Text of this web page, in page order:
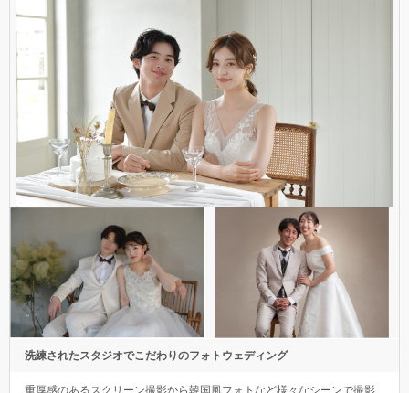
洗練されたスタジオでこだわりのフォトウェディング
重厚感のあるスクリーン撮影から韓国風フォトなど様々なシーンで撮影